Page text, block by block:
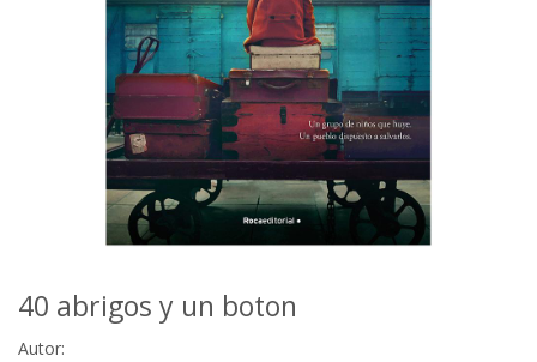
40 abrigos y un boton
Autor: